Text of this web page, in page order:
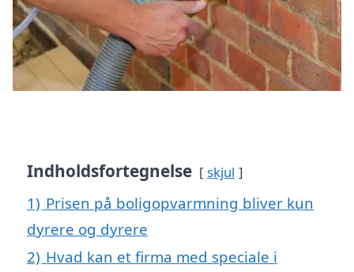
Indholdsfortegnelse skjul
1) Prisen på boligopvarmning bliver kun
dyrere og dyrere
2) Hvad kan et firma med speciale i